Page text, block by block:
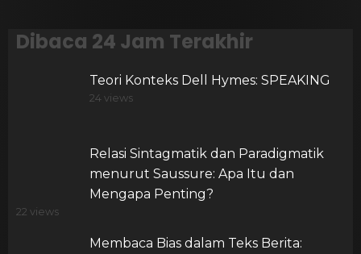
Dibaca 24 Jam Terakhir
Teori Konteks Dell Hymes: SPEAKING
24 views
Relasi Sintagmatik dan Paradigmatik
menurut Saussure: Apa Itu dan
Mengapa Penting?
22 views
Membaca Bias dalam Teks Berita: